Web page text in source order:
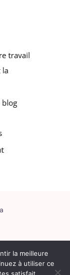
la meilleure
à utiliser ce